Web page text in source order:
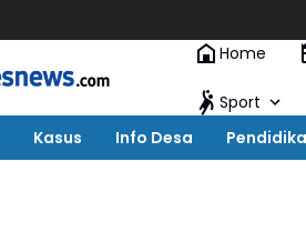
Home
Sport
Kasus Info Desa